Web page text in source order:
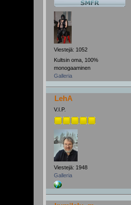
Viestejä: 1052
Kultsin oma, 100%
monogaaminen
Galleria
LehA
V.I.P.
Viestejä: 1948
Galleria